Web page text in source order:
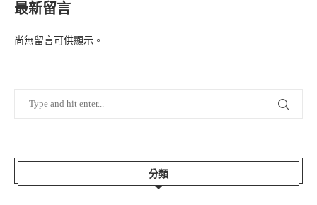
最新留言
尚無留言可供顯示。
分類